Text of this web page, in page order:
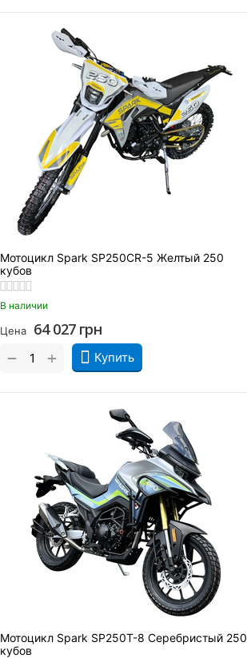
Мотоцикл Spark SP250CR-5 Желтый 250
кубов
В наличии
Цена 64 027 грн
Купить
+
−
Мотоцикл Spark SP250T-8 Серебристый 250
кубов